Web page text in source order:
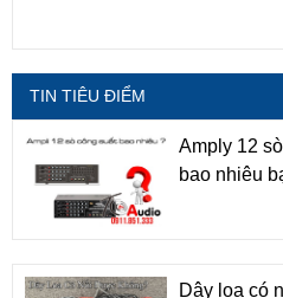
TIN TIÊU ĐIỂM
Amply 12
bao nhiêu
Dây loa có